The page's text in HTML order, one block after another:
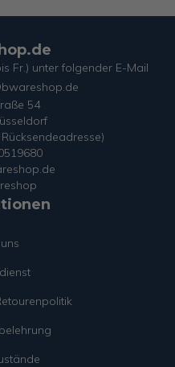
Fr.) unter folgender E-Mail
54